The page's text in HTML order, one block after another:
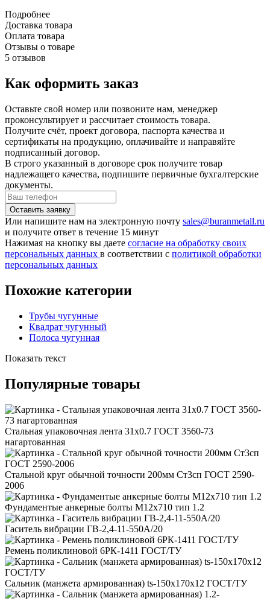
Подробнее
Доставка товара
Оплата товара
Отзывы о товаре
5 отзывов
Как оформить заказ
Оставьте свой номер или позвоните нам, менеджер
проконсультирует и рассчитает стоимость товара.
Получите счёт, проект договора, паспорта качества и
сертификаты на продукцию, оплачивайте и направяйте
подписанный договор.
В строго указанный в договоре срок получите товар
надлежащего качества, подпишите первичные бухгалтерские
документы.
Или напишите нам на электронную почту sales@buranmetall.ru
и получите ответ в течение 15 минут
Нажимая на кнопку вы даете согласие на обработку своих
персональных данных в соответствии с политикой обработки
персональных данных
Похожие категории
Трубы чугунные
Квадрат чугунный
Полоса чугунная
Показать текст
Популярные товары
Стальная упаковочная лента 31x0.7 ГОСТ 3560-73
нагартованная
Стальной круг обычной точности 200мм Ст3сп ГОСТ 2590-
2006
Фундаментые анкерные болты М12x710 тип 1.2
Гаситель вибрации ГВ-2,4-11-550А/20
Ремень поликлиновой 6РК-1411 ГОСТ/ТУ
Сальник (манжета армированная) ts-150x170x12 ГОСТ/ТУ